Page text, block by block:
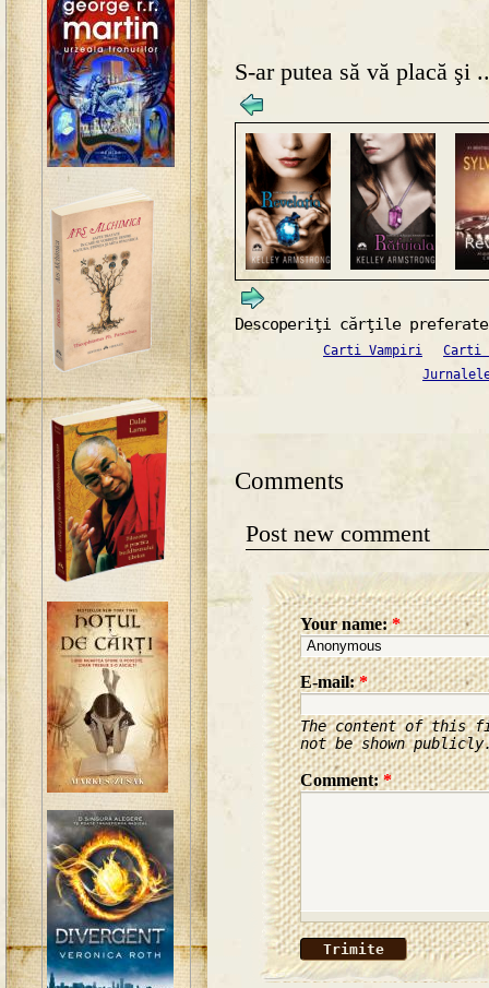
S-ar putea să vă placă şi
Descoperiţi cărţile
Carti Vampiri
Carti
Comments
Post new comment
Your name:*
E-mail:*
The content of this
not be shown
Comment:*